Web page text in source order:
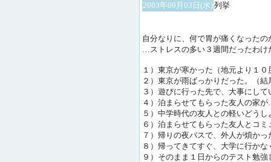
2003年09月03日(水)列挙
自分なりに、何で胃が痛くなったの
…ストレスの多い３週間だったわけ
１）東京が寒かった（地元より１０
２）東京が雨ばっかりだった。（
３）遊びに行った先で、大事にし
４）泊まらせてもらった友人の家
５）中学時代の友人との軽いどう
６）泊まらせてもらった友人とコ
７）帰りの夜バスで、外人が煩か
８）帰ってきてすぐ、大学に行か
９）そのまま１日からのテスト勉